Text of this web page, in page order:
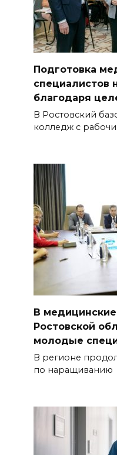
Подготовка
специалистов
благодаря
В Ростовский
колледж с
В
Ростовской
молодые
В регионе
по наращиванию